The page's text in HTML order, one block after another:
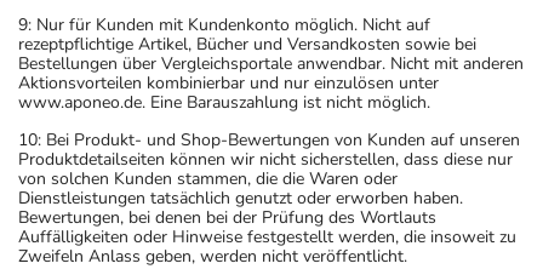
9: Nur für Kunden mit Kundenkonto möglich. Nicht auf
rezeptpflichtige Artikel, Bücher und Versandkosten sowie bei
Bestellungen über Vergleichsportale anwendbar. Nicht mit anderen
Aktionsvorteilen kombinierbar und nur einzulösen unter
www.aponeo.de. Eine Barauszahlung ist nicht möglich.
10: Bei Produkt- und Shop-Bewertungen von Kunden auf unseren
Produktdetailseiten können wir nicht sicherstellen, dass diese nur
von solchen Kunden stammen, die die Waren oder
Dienstleistungen tatsächlich genutzt oder erworben haben.
Bewertungen, bei denen bei der Prüfung des Wortlauts
Auffälligkeiten oder Hinweise festgestellt werden, die insoweit zu
Zweifeln Anlass geben, werden nicht veröffentlicht.